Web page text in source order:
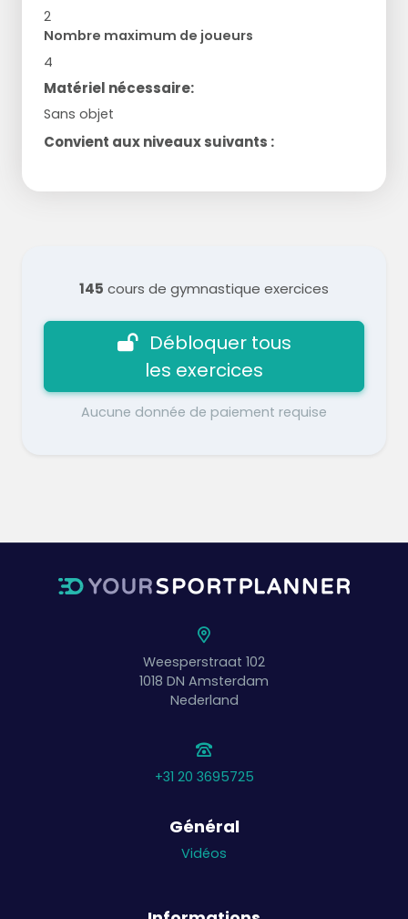
2
Nombre maximum de joueurs
4
Matériel nécessaire:
Sans objet
Convient aux niveaux suivants :
145 cours de gymnastique exercices
Débloquer tous
les exercices
Aucune donnée de paiement requise
Weesperstraat 102
1018 DN Amsterdam
Nederland
+31 20 3695725
Général
Vidéos